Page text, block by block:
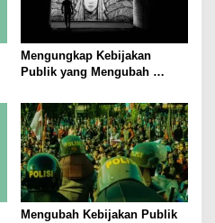
Mengungkap Kebijakan
Publik yang Mengubah
Mengubah Kebijakan Publik